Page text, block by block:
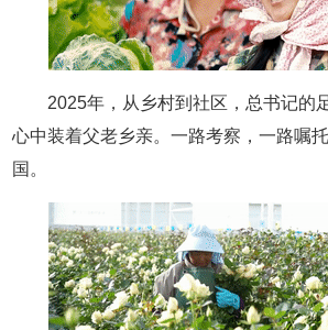
2025年，从乡村到社区，总书记的
心中装着父老乡亲。一路考察，一路嘱
国。